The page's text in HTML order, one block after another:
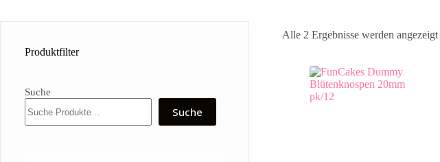
Alle 2 Ergebnisse werden angezeigt
Produktfilter
Suche
Suche